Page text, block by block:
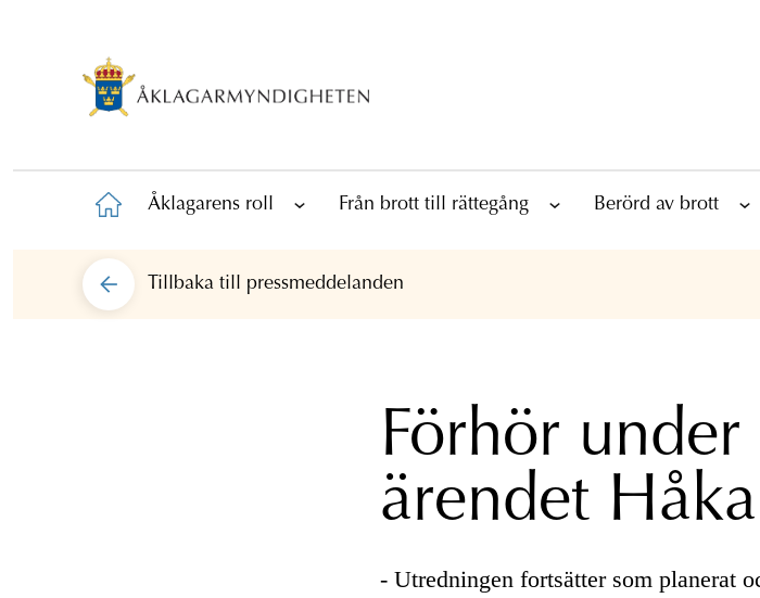
Åklagarens roll Från brott till rättegång Berörd av brott
Tillbaka till pressmeddelanden
Förhör under
ärendet
- Utredningen fortsätter som planerat